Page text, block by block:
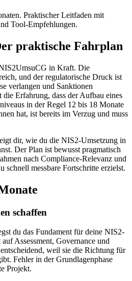
Praktischer Leitfaden mit
Tool-Empfehlungen.
praktische Fahrplan
in Kraft. Die
und der regulatorische Druck ist
verlangen und Sanktionen
Erfahrung, dass der Aufbau eines
in der Regel 12 bis 18 Monate
hat, ist bereits im Verzug und muss
dir, wie du die NIS2-Umsetzung in
Der Plan ist bewusst pragmatisch
nach Compliance-Relevanz und
schnell messbare Fortschritte erzielst.
schaffen
du das Fundament für deine NIS2-
Assessment, Governance und
weil sie die Richtung für
Fehler in der Grundlagenphase
Projekt.